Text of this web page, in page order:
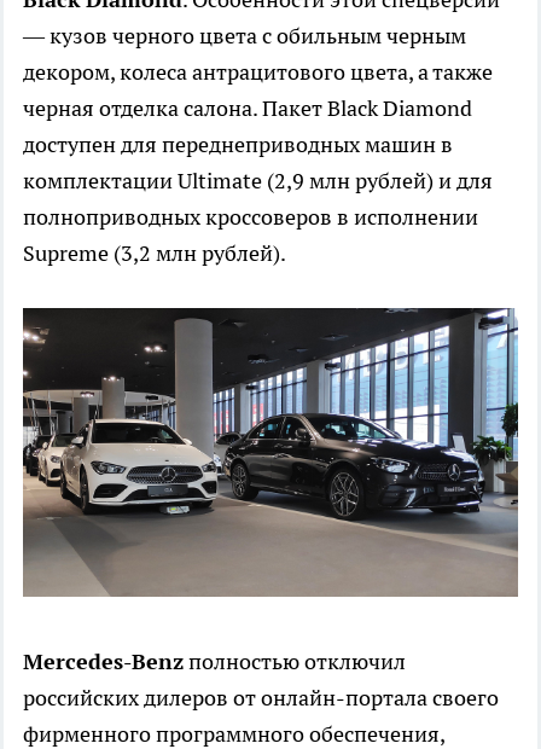
— кузов черного цвета с обильным черным
декором, колеса антрацитового цвета, а также
черная отделка салона. Пакет Black Diamond
доступен для переднеприводных машин в
комплектации Ultimate (2,9 млн рублей) и для
полноприводных кроссоверов в исполнении
Supreme (3,2 млн рублей).
Mercedes-Benzполностью отключил
российских дилеров от онлайн-портала своего
фирменного программного обеспечения,